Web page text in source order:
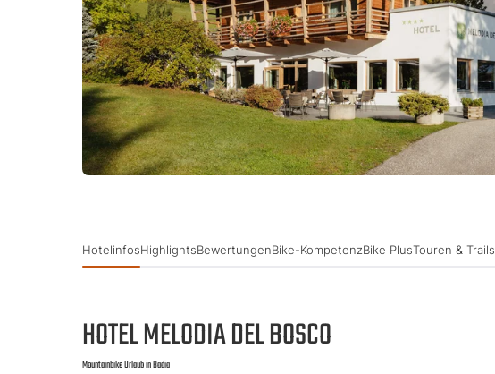
HotelinfosHighlightsBewertungenBike-KompetenzBike PlusTouren & Trails
HOTEL MELODIA DEL BOSCO
Mountainbike Urlaub in Badia